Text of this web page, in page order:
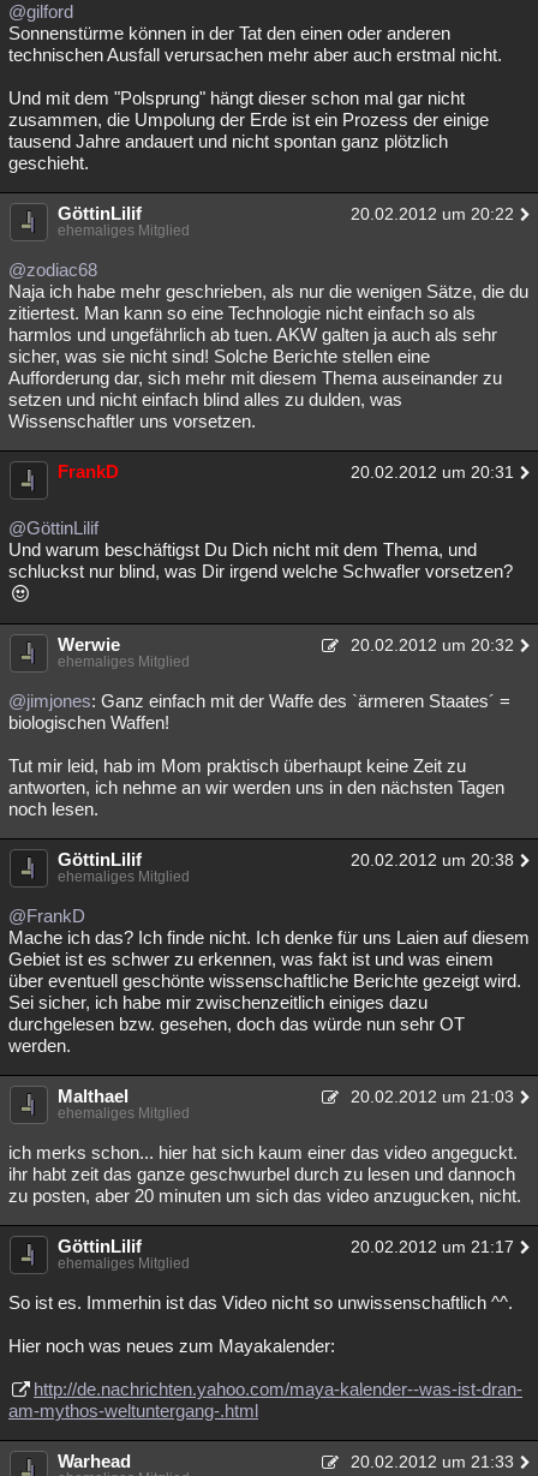
@gilford
Sonnenstürme können in der Tat den einen oder anderen
technischen Ausfall verursachen mehr aber auch erstmal nicht.
Und mit dem "Polsprung" hängt dieser schon mal gar nicht
zusammen, die Umpolung der Erde ist ein Prozess der einige
tausend Jahre andauert und nicht spontan ganz plötzlich
geschieht.
GöttinLilif 20.02.2012 um 20:22
ehemaliges Mitglied
@zodiac68
Naja ich habe mehr geschrieben, als nur die wenigen Sätze, die du
zitiertest. Man kann so eine Technologie nicht einfach so als
harmlos und ungefährlich ab tuen. AKW galten ja auch als sehr
sicher, was sie nicht sind! Solche Berichte stellen eine
Aufforderung dar, sich mehr mit diesem Thema auseinander zu
setzen und nicht einfach blind alles zu dulden, was
Wissenschaftler uns vorsetzen.
FrankD 20.02.2012 um 20:31
@GöttinLilif
Und warum beschäftigst Du Dich nicht mit dem Thema, und
schluckst nur blind, was Dir irgend welche Schwafler vorsetzen?
Werwie 20.02.2012 um 20:32
ehemaliges Mitglied
@jimjones: Ganz einfach mit der Waffe des `ärmeren Staates´ =
biologischen Waffen!
Tut mir leid, hab im Mom praktisch überhaupt keine Zeit zu
antworten, ich nehme an wir werden uns in den nächsten Tagen
noch lesen.
GöttinLilif 20.02.2012 um 20:38
ehemaliges Mitglied
@FrankD
Mache ich das? Ich finde nicht. Ich denke für uns Laien auf diesem
Gebiet ist es schwer zu erkennen, was fakt ist und was einem
über eventuell geschönte wissenschaftliche Berichte gezeigt wird.
Sei sicher, ich habe mir zwischenzeitlich einiges dazu
durchgelesen bzw. gesehen, doch das würde nun sehr OT
werden.
Malthael 20.02.2012 um 21:03
ehemaliges Mitglied
ich merks schon... hier hat sich kaum einer das video angeguckt.
ihr habt zeit das ganze geschwurbel durch zu lesen und dannoch
zu posten, aber 20 minuten um sich das video anzugucken, nicht.
GöttinLilif 20.02.2012 um 21:17
ehemaliges Mitglied
So ist es. Immerhin ist das Video nicht so unwissenschaftlich ^^.
Hier noch was neues zum Mayakalender:
http://de.nachrichten.yahoo.com/maya-kalender--was-ist-dran-
am-mythos-weltuntergang-.html
Warhead 20.02.2012 um 21:33